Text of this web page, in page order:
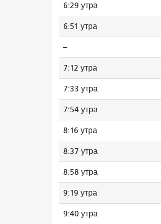
6:29 утра
6:51 утра
--
7:12 утра
7:33 утра
7:54 утра
8:16 утра
8:37 утра
8:58 утра
9:19 утра
9:40 утра